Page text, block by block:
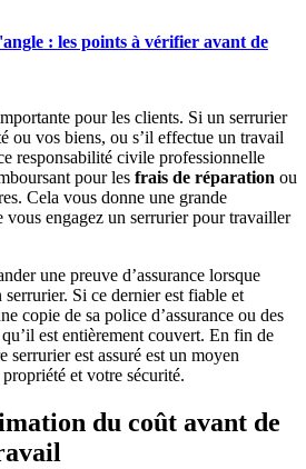
: les points à vérifier avant de
pour les clients. Si un serrurier
ou vos biens, ou s’il effectue un travail
responsabilité civile professionnelle
pour les frais de réparation ou
Cela vous donne une grande
vous engagez un serrurier pour travailler
une preuve d’assurance lorsque
Si ce dernier est fiable et
copie de sa police d’assurance ou des
est entièrement couvert. En fin de
serrurier est assuré est un moyen
et votre sécurité.
du coût avant de